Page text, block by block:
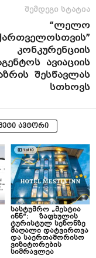
შემდეგი სტატია
“ლელო
კონკურენციის
ავიაციის
შესწავლას
სთხოვს
ავტორი
სასტუმრო „მესტია
ინნ“: ზაფხულის
ტურისტულ სეზონზე
მაღალი დატვირთვა
და საერთაშორისო
ვიზიტორების
სიმრავლეა